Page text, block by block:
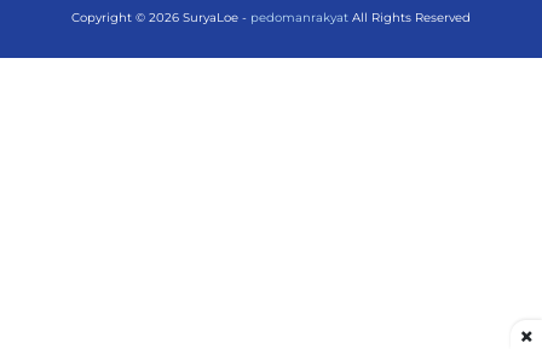
Copyright © 2026 SuryaLoe - pedomanrakyat All Rights Reserved
×